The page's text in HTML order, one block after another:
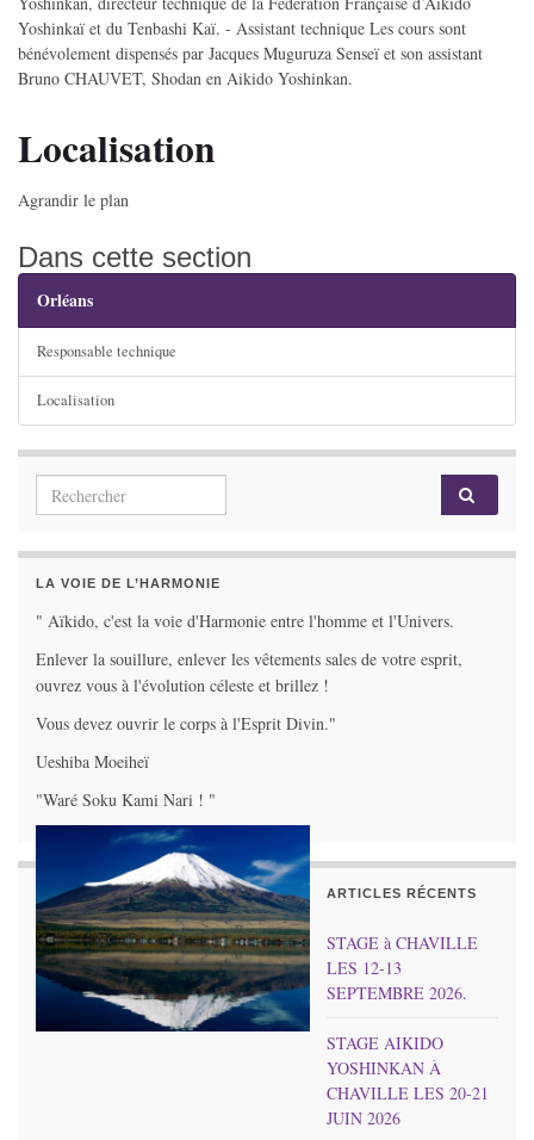
Yoshinkaï et du Tenbashi Kaï. - Assistant technique Les cours sont
bénévolement dispensés par Jacques Muguruza Senseï et son assistant
Bruno CHAUVET, Shodan en Aikido Yoshinkan.
Localisation
Agrandir le plan
Dans cette section
Orléans
Responsable technique
Localisation
Search for:
LA VOIE DE L’HARMONIE
" Aïkido, c'est la voie d'Harmonie entre l'homme et l'Univers.
Enlever la souillure, enlever les vêtements sales de votre esprit,
ouvrez vous à l'évolution céleste et brillez !
Vous devez ouvrir le corps à l'Esprit Divin."
Ueshiba Moeiheï
"Waré Soku Kami Nari ! "
ARTICLES RÉCENTS
STAGE à CHAVILLE
LES 12-13
SEPTEMBRE 2026.
STAGE AIKIDO
YOSHINKAN À
CHAVILLE LES 20-21
JUIN 2026